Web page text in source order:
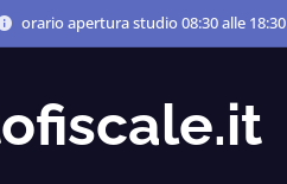
orario apertura studio 08:30 alle 18:30